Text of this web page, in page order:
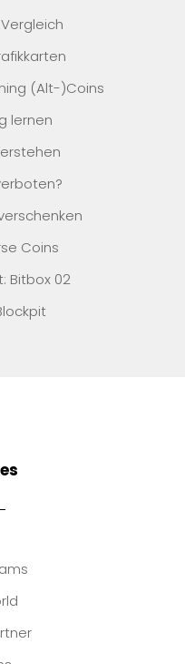
(Alt-)Coins
lernen
Coins
Bitbox 02